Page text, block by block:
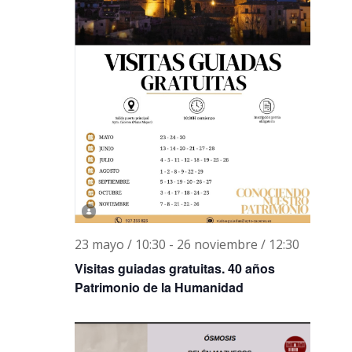
23 mayo / 10:30 - 26 noviembre / 12:30
Visitas guiadas gratuitas. 40 años
Patrimonio de la Humanidad